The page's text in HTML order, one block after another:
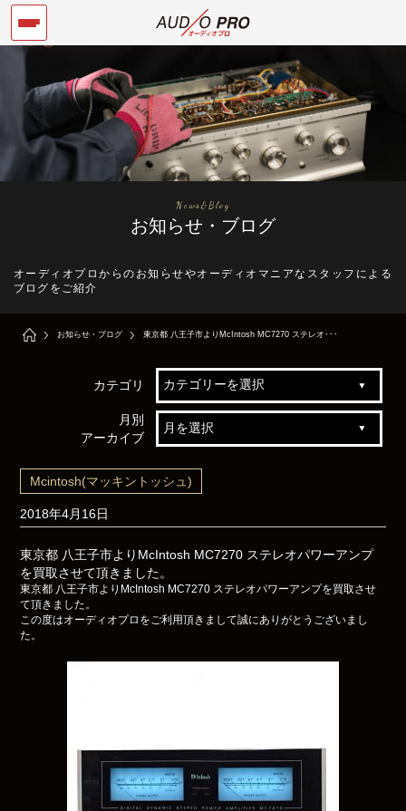
News&Blog
お知らせ・ブログ
オーディオプロからのお知らせやオーディオマニアなスタッフによる
ブログをご紹介
お知らせ・ブログ 東京都 八王子市よりMcIntosh MC7270 ステレオ･･･
カテゴリ
月別
アーカイブ
Mcintosh(マッキントッシュ)
2018年4月16日
東京都 八王子市よりMcIntosh MC7270 ステレオパワーアンプ
を買取させて頂きました。
東京都 八王子市よりMcIntosh MC7270 ステレオパワーアンプを買取させ
て頂きました。
この度はオーディオプロをご利用頂きまして誠にありがとうございまし
た。